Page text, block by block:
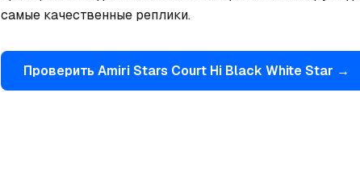
самые качественные реплики.
Проверить AmiriStars Court Hi Black White Star →